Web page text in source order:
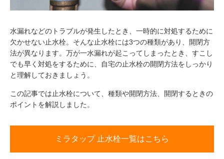
水漏れなどのトラブルが発生したとき、一時的に対処するために
欠かせない止水栓。そんな止水栓には3つの種類があり、開閉方
法が異なります。万が一水漏れが起こってしまったとき、すこし
でも早く対処をするために、自宅の止水栓の開閉方法をしっかり
と理解しておきましょう。
この記事では止水栓について、種類や開閉方法、開閉するときの
ポイントを解説しました。
ミラタップ 止水栓一覧はこちら